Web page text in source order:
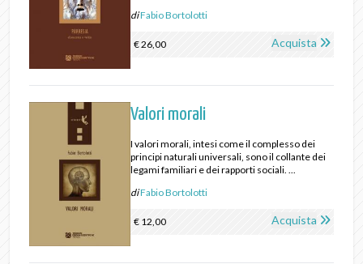
diFabio Bortolotti
€ 26,00 Acquista
Valori morali
I valori morali, intesi come il complesso dei
principi naturali universali, sono il collante dei
legami familiari e dei rapporti sociali. ...
diFabio Bortolotti
€ 12,00 Acquista